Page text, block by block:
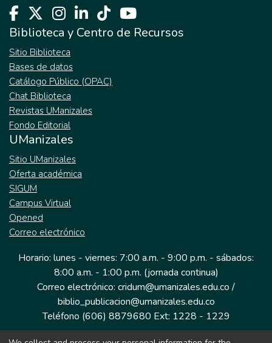
Biblioteca y Centro de Recursos
Sitio Biblioteca
Bases de datos
Catálogo Público (OPAC)
Chat Biblioteca
Revistas UManizales
Fondo Editorial
UManizales
Sitio UManizales
Oferta académica
SIGUM
Campus Virtual
Opened
Correo electrónico
Horario: lunes - viernes: 7:00 a.m. - 9:00 p.m. - sábados:
8:00 a.m. - 1:00 p.m. (jornada continua)
Correo electrónico: cridum@umanizales.edu.co /
biblio_publicacion@umanizales.edu.co
Teléfono (606) 8879680 Ext: 1228 - 1229